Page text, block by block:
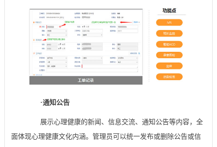
·通知公告
展示心理健康的新闻、信息交流、通知公告等内容，全
面体现心理健康文化内涵。管理员可以统一发布或删除公告或信